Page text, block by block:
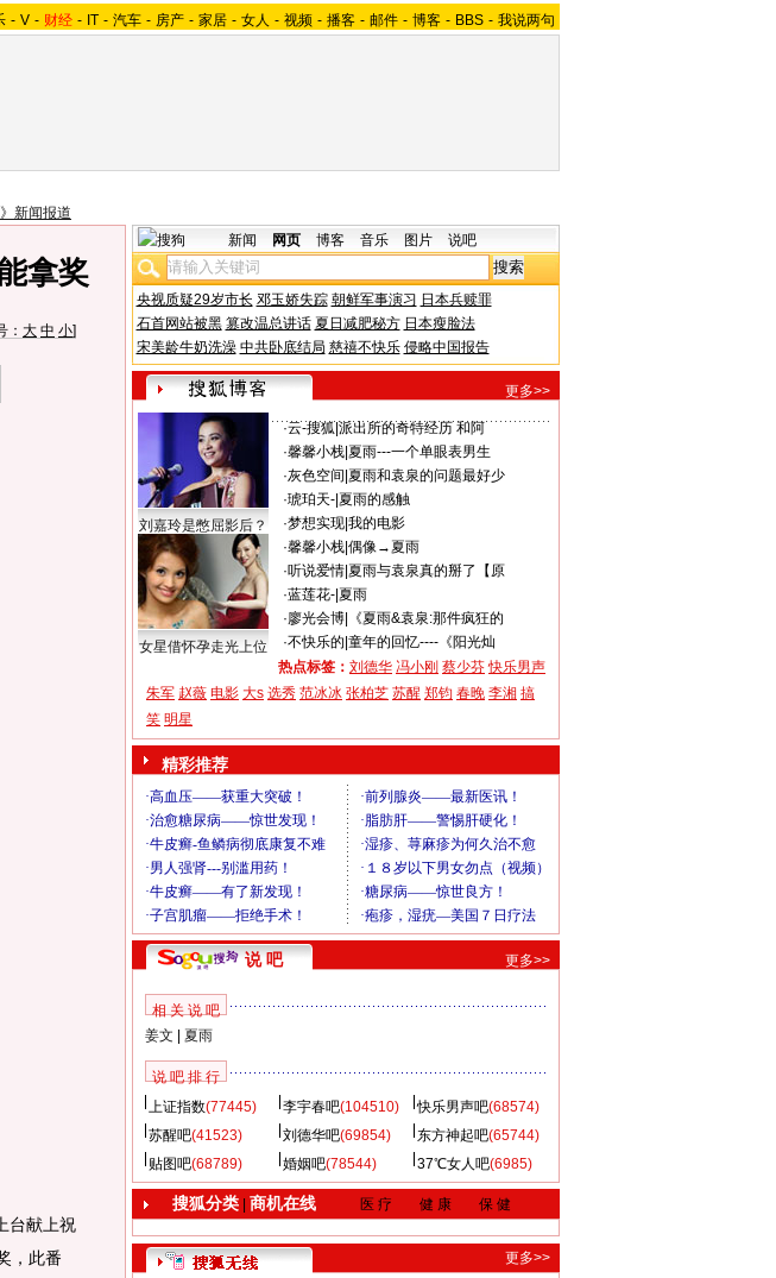
- V - 财经 - IT - 汽车 - 房产 - 家居 - 女人 - 视频 - 播客 - 邮件 - 博客 - BBS - 我说两句
》新闻报道
拿奖
： 大 中 小]
台献上祝
，此番
新闻 网页 博客 音乐 图片 说吧
央视质疑29岁市长 邓玉娇失踪 朝鲜军事演习 日本兵赎罪
石首网站被黑 篡改温总讲话 夏日减肥秘方 日本瘦脸法
宋美龄牛奶洗澡 中共卧底结局 慈禧不快乐 侵略中国报告
更多>>
刘嘉玲是憋屈影后？
女星借怀孕走光上位
·云-搜狐 派出所的奇特经历 和阿
·馨馨小栈| 夏雨---一个单眼表男生
·灰色空间 夏雨和袁泉的问题最好少
·琥珀天-| 夏雨的感触
·梦想实现| 我的电影
·馨馨小栈| 偶像→夏雨
·听说爱情| 夏雨与袁泉真的掰了【原
·蓝莲花-| 夏雨
·廖光会博|
《夏雨&袁泉:那件疯狂的
·不快乐的 童年的回忆----《阳光灿
热点标签： 刘德华 冯小刚 蔡少芬 快乐男声
朱军 赵薇 电影 大s 选秀 范冰冰 张柏芝 苏醒 郑钧 春晚 李湘 搞
笑 明星
精彩推荐
说 吧 更多>>
相 关 说 吧
姜文
夏雨
说 吧 排 行
上证指数(77445) 李宇春吧(104510) 快乐男声吧(68574)
苏醒吧(41523) 刘德华吧(69854) 东方神起吧(65744)
贴图吧(68789) 婚姻吧(78544) 37℃女人吧(6985)
搜狐分类| 商机在线 医 疗 健 康 保 健
更多>>